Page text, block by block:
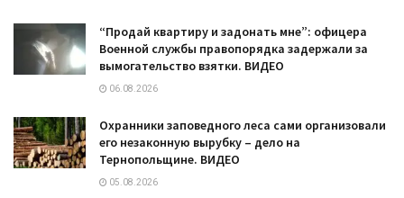
“Продай квартиру и задонать мне”: офицера
Военной службы правопорядка задержали за
вымогательство взятки. ВИДЕО
06.08.2026
Охранники заповедного леса сами организовали
его незаконную вырубку – дело на
Тернопольщине. ВИДЕО
05.08.2026